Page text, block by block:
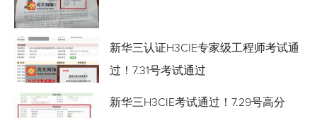
新华三认证H3CIE专家级工程师考试通
过！7.31号考试通过
新华三H3CIE考试通过！7.29号高分